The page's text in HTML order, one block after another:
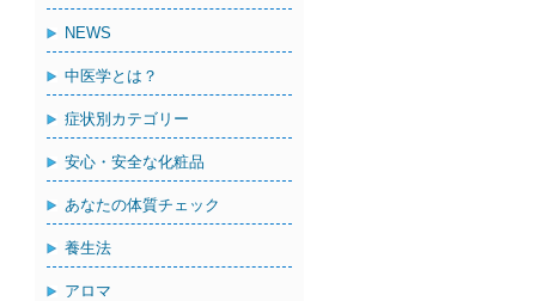
NEWS
中医学とは？
症状別カテゴリー
安心・安全な化粧品
あなたの体質チェック
養生法
アロマ